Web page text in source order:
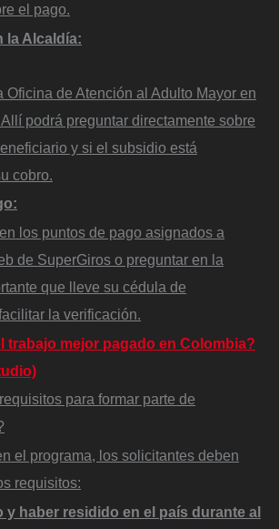
el pago.
la Alcaldía:
Oficina de Atención al Adulto Mayor en
podrá preguntar directamente sobre
y si el subsidio está
cobro.
los puntos de pago asignados a
de SuperGiros o preguntar en la
que lleve su cédula de
la verificación.
trabajo mejor pagado en Colombia?
para formar parte de
el programa, los solicitantes deben
requisitos:
y haber residido en el país durante al